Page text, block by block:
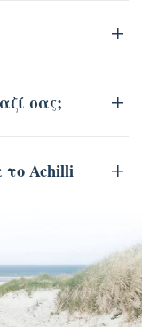
σας;
το Achilli